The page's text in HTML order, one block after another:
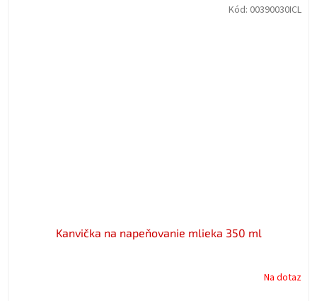
Kanvička na napeňovanie mlieka 350 ml
Na dotaz
Kód: 00390030ICL